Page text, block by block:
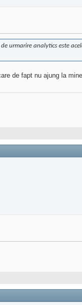
urmarire analytics este
de fapt nu ajung la